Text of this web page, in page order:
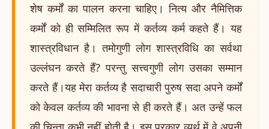
शेष कर्मों का पालन करना चाहिए। नित्य और नैमित्तिक
कर्मों को ही सम्मिलित रूप में कर्तव्य कर्म कहते हैं। यह
शास्त्रविधान है। तमोगुणी लोग शास्त्रविधि का सर्वथा
उल्लंघन करते हैं? परन्तु सत्त्वगुणी लोग उसका सम्मान
करते हैं।यह मेरा कर्तव्य है सदाचारी पुरुष सदा अपने कर्मों
को केवल कर्तव्य की भावना से ही करते हैं। अत उन्हें फल